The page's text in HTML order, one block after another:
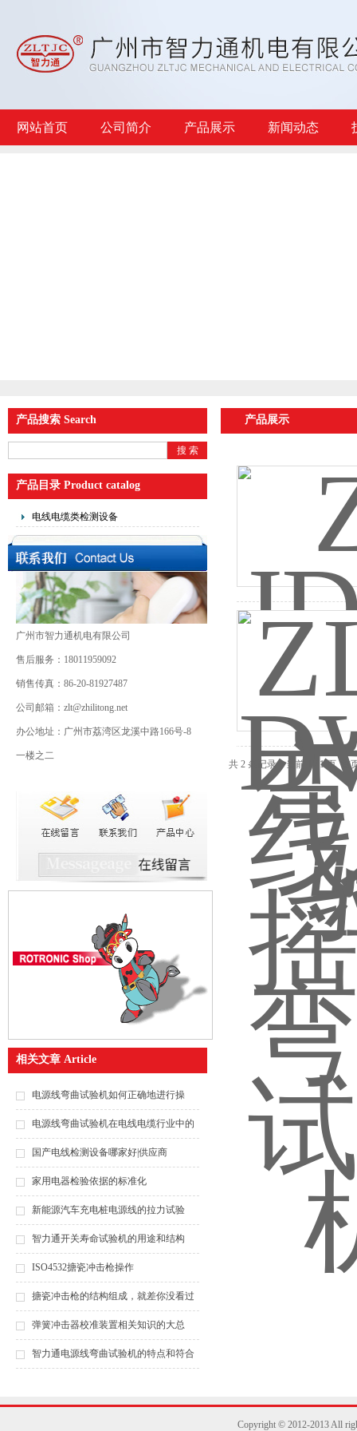
网站首页 公司简介 产品展示 新闻动态
产品搜索 Search
产品目录 Product catalog
电线电缆类检测设备
广州市智力通机电有限公司
售后服务：18011959092
销售传真：86-20-81927487
公司邮箱：zlt@zhilitong.net
办公地址：广州市荔湾区龙溪中路166号-8
一楼之二
相关文章 Article
电源线弯曲试验机如何正确地进行操
作？
电源线弯曲试验机在电线电缆行业中的
重要性
国产电线检测设备哪家好|供应商
家用电器检验依据的标准化
新能源汽车充电桩电源线的拉力试验
智力通开关寿命试验机的用途和结构
ISO4532搪瓷冲击枪操作
搪瓷冲击枪的结构组成，就差你没看过
了
弹簧冲击器校准装置相关知识的大总
结，都在这儿了
智力通电源线弯曲试验机的特点和符合
产品展示
共 2 条记录，当前 1 / 1 页
Copyright © 2012-2013 All